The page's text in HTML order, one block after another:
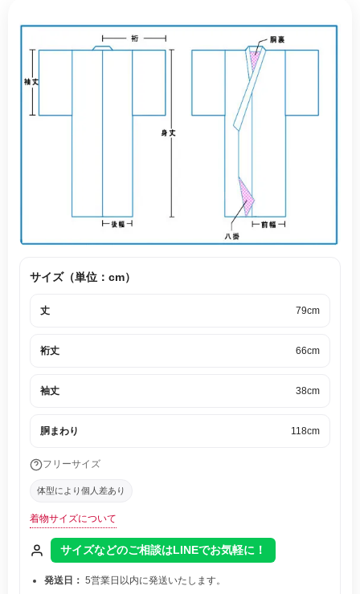
サイズ（単位：cm）
丈 79cm
裄丈 66cm
袖丈 38cm
胴まわり 118cm
フリーサイズ
体型により個人差あり
着物サイズについて
サイズなどのご相談はLINEでお気軽に！
発送日： 5営業日以内に発送いたします。